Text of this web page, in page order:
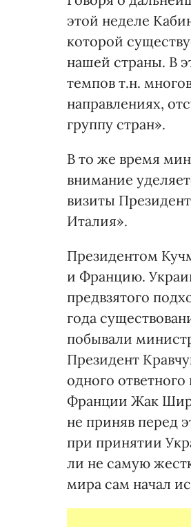
этой неделе
которой
нашей страны. В
темпов т.н.
направлениях,
группу стран».
В то же время
внимание
визиты
Италия».
Президентом
и Францию.
предвзятого
года
побывали
Президент
одного
Франции Жак
не приняв перед
при принятии
ли не самую
мира сам начал